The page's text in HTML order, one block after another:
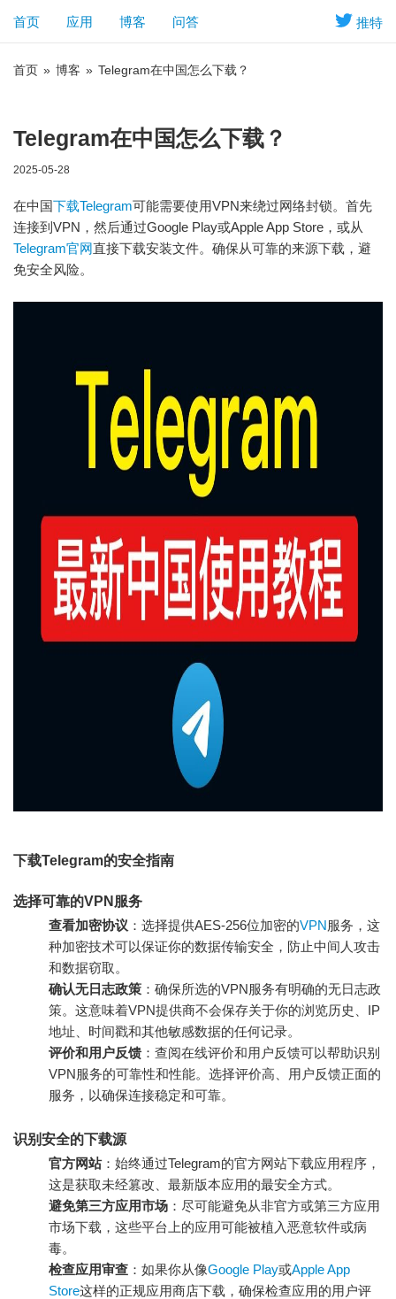
推特
首页 应用 博客 问答
首页 » 博客 » Telegram在中国怎么下载？
Telegram在中国怎么下载？
2025-05-28
在中国下载Telegram可能需要使用VPN来绕过网络封锁。首先
连接到VPN，然后通过Google Play或Apple App Store，或从
Telegram官网直接下载安装文件。确保从可靠的来源下载，避
免安全风险。
下载Telegram的安全指南
选择可靠的VPN服务
查看加密协议 ：选择提供AES-256位加密的VPN服务，这
种加密技术可以保证你的数据传输安全，防止中间人攻击
和数据窃取。
确认无日志政策 ：确保所选的VPN服务有明确的无日志政
策。这意味着VPN提供商不会保存关于你的浏览历史、IP
地址、时间戳和其他敏感数据的任何记录。
评价和用户反馈 ：查阅在线评价和用户反馈可以帮助识别
VPN服务的可靠性和性能。选择评价高、用户反馈正面的
服务，以确保连接稳定和可靠。
识别安全的下载源
官方网站：始终通过Telegram的官方网站下载应用程序，
这是获取未经篡改、最新版本应用的最安全方式。
避免第三方应用市场 ：尽可能避免从非官方或第三方应用
市场下载，这些平台上的应用可能被植入恶意软件或病
毒。
检查应用审查 ：如果你从像Google Play或Apple App
Store这样的正规应用商店下载，确保检查应用的用户评